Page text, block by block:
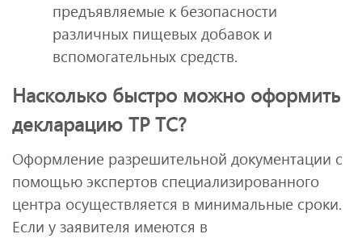
предъявляемые к безопасности
различных пищевых добавок и
вспомогательных средств.
Насколько быстро можно оформить
декларацию ТР ТС?
Оформление разрешительной документации с
помощью экспертов специализированного
центра осуществляется в минимальные сроки.
Если у заявителя имеются в